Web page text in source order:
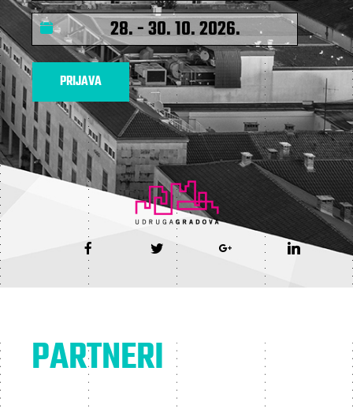
28. - 30. 10. 2026.
PRIJAVA
PARTNERI